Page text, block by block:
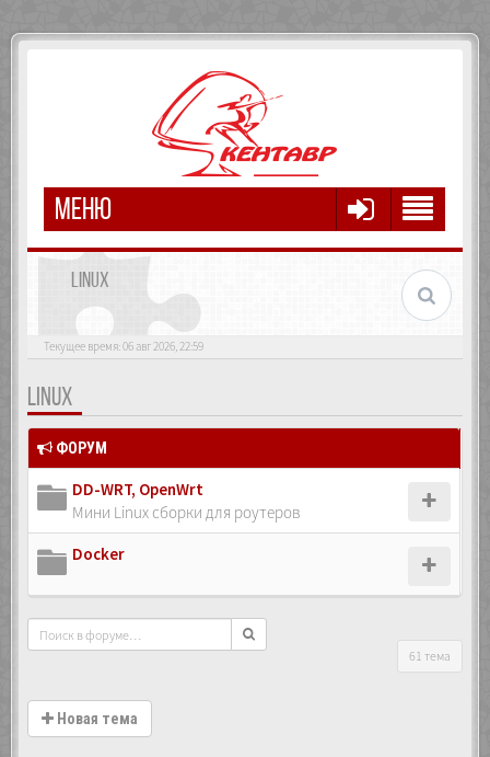
МЕНЮ
LINUX
Текущее время: 06 авг 2026, 22:59
LINUX
ФОРУМ
DD-WRT, OpenWrt
Мини Linux сборки для роутеров
Docker
61 тема
Новая тема